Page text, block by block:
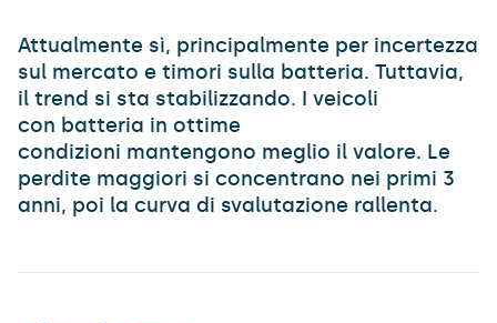
Attualmente sì, principalmente per incertezza
sul mercato e timori sulla batteria. Tuttavia,
il trend si sta stabilizzando. I veicoli
con batteria in ottime
condizioni mantengono meglio il valore. Le
perdite maggiori si concentrano nei primi 3
anni, poi la curva di svalutazione rallenta.